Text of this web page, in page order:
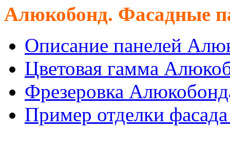
Алюкобонд. Фасадные
Описание панелей
Цветовая гамма
Фрезеровка
Пример отделки